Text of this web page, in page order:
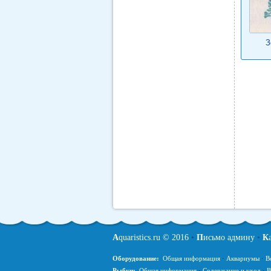
Aquaristics.ru © 2016• Письмо админу• К
Оборудование: Общая информация· Аквариумы·